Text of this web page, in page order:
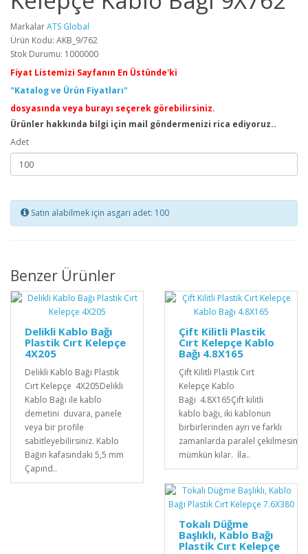
MarkalarATS Global
Ürün Kodu: AKB_9/762
Stok Durumu: 1000000
Fiyat Listemizi Sayfanın En Üstünde'ki
"Katalog ve Ürün Fiyatları"
dosyasında veya burayı seçerek görebilirsiniz.
Ürünler hakkında bilgi için mail göndermenizi rica ediyoruz..
Adet
Satın alabilmek için asgari adet: 100
Benzer Ürünler
Delikli Kablo Bağı
Plastik Cırt Kelepçe
4X205
Delikli Kablo Bağı Plastik
Cırt Kelepçe 4X205Delikli
Kablo Bağı ile kablo
demetini duvara, panele
veya bir profile
sabitleyebilirsiniz. Kablo
Bağın kafasındaki 5,5 mm
Çapınd..
Çift Kilitli Plastik
Cırt Kelepçe Kablo
Bağı 4.8X165
Çift Kilitli Plastik Cırt
Kelepçe Kablo
Bağı 4.8X165Çift kilitli
kablo bağı, iki kablonun
birbirlerinden ayrı ve farklı
zamanlarda paralel çekilmesini
mümkün kılar. İla..
Tokalı Düğme
Başlıklı, Kablo Bağı
Plastik Cırt Kelepçe